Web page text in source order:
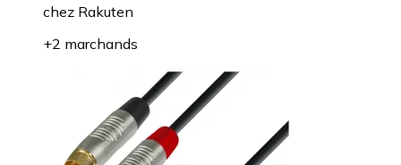
chez Rakuten
+2 marchands